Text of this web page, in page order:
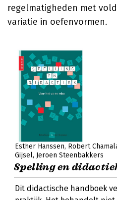
regelmatigheden met
variatie in oefenvormen.
Esther Hanssen Robert
Gijsel Jeroen Steenbakkers
Spelling en
Dit didactische handboek